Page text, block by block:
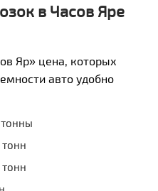
в Часов Яре
Яр» цена, которых
авто удобно
тонны
тонн
тонн